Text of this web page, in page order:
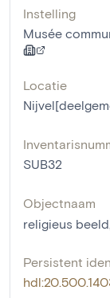
Instelling
Musée
Locatie
SUB32
Objectnaam
religieus beeld
Persistent